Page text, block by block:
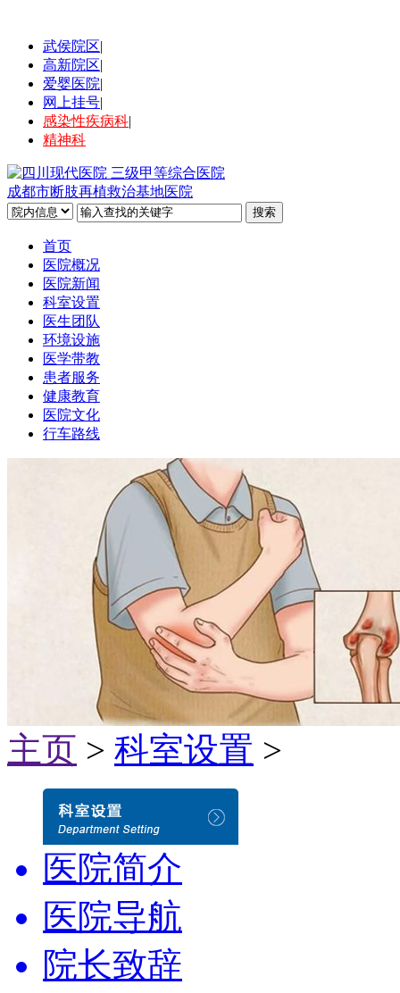
武侯院区|
高新院区|
爱婴医院|
网上挂号|
感染性疾病科|
精神科
成都市断肢再植救治基地医院
首页
医院概况
医院新闻
科室设置
医生团队
环境设施
医学带教
患者服务
健康教育
医院文化
行车路线
主页 > 科室设置 >
医院简介
医院导航
院长致辞